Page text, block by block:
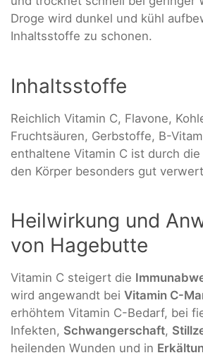
Droge wird dunkel und kühl
Inhaltsstoffe zu schonen.
Inhaltsstoffe
Reichlich Vitamin C, Flavone,
Fruchtsäuren, Gerbstoffe, B-
enthaltene Vitamin C ist durch
den Körper besonders gut
Heilwirkung und
von Hagebutte
Vitamin C steigert die
wird angewandt bei Vitamin C-
erhöhtem Vitamin C-Bedarf, bei
Infekten, Schwangerschaft,
heilenden Wunden und in